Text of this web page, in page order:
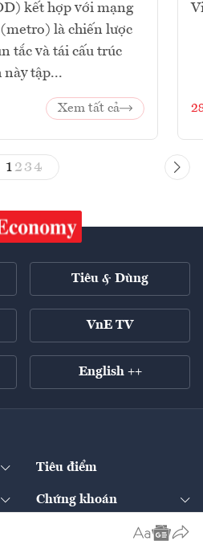
kết hợp với mạng
là chiến lược
tắc và tái cấu trúc
tập...
Xem tất cả
1 23 4
Tiêu & Dùng
VnE TV
English ++
Tiêu điểm
Chứng khoán
Doanh nghiệp niêm yết